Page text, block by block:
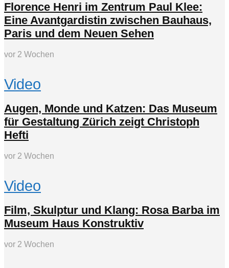
Florence Henri im Zentrum Paul Klee:
Eine Avantgardistin zwischen Bauhaus,
Paris und dem Neuen Sehen
vor 2 Wochen
Video
Augen, Monde und Katzen: Das Museum
für Gestaltung Zürich zeigt Christoph
Hefti
vor 2 Wochen
Video
Film, Skulptur und Klang: Rosa Barba im
Museum Haus Konstruktiv
vor 2 Wochen